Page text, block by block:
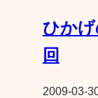
ひか
回
2009-03-